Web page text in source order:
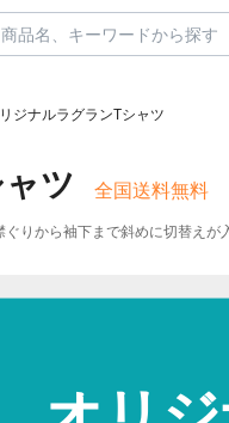
ィ
ジナルラグランTシャツ
ツ 全国送料無料
りから袖下まで斜めに切替え